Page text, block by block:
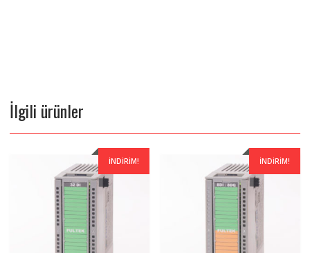
İlgili ürünler
İNDIRIM! İNDIRIM!